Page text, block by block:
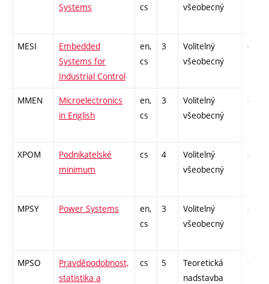
Systems
cs
všeobecný
MESI
Embedded
Systems for
Industrial Control
en,
cs
3
Volitelný
všeobecný
-
MMEN
Microelectronics
in English
en,
cs
3
Volitelný
všeobecný
-
XPOM
Podnikatelské
minimum
cs 4
Volitelný
všeobecný
-
MPSY Power Systems
en,
cs
3
Volitelný
všeobecný
-
MPSO
Pravděpodobnost,
statistika a
cs 5
Teoretická
nadstavba
-